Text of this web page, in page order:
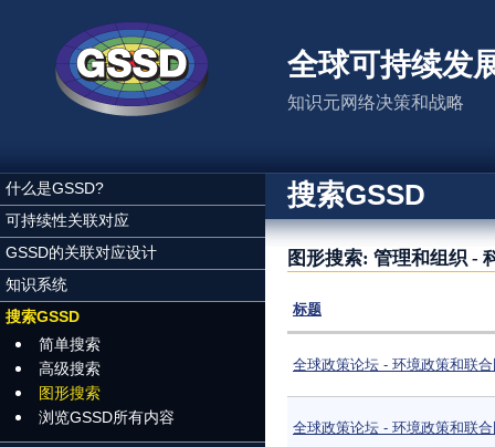
全球可持续发
知识元网络决策和战略
什么是GSSD?
可持续性关联对应
GSSD的关联对应设计
知识系统
搜索GSSD
简单搜索
高级搜索
图形搜索
浏览GSSD所有内容
搜索GSSD
图形搜索: 管理和组织 -
标题
全球政策论坛 - 环境政策和联
全球政策论坛 - 环境政策和联